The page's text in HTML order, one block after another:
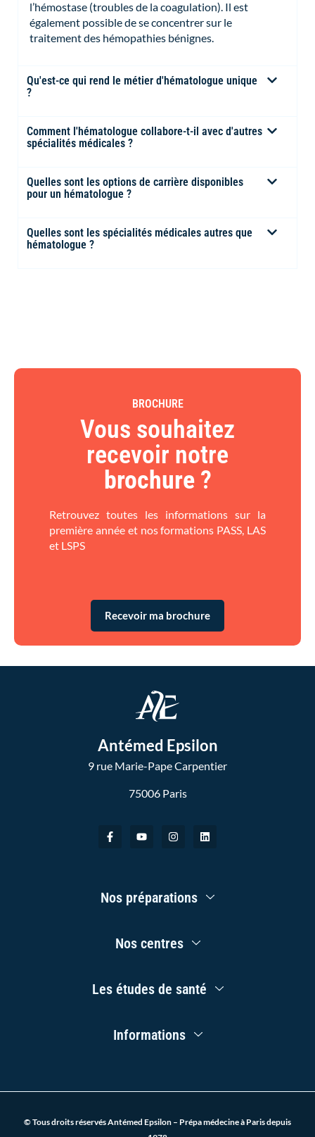
l’hémostase (troubles de la coagulation). Il est
également possible de se concentrer sur le
traitement des hémopathies bénignes.
Qu'est-ce qui rend le métier d'hématologue unique
?
Comment l'hématologue collabore-t-il avec d'autres
spécialités médicales ?
Quelles sont les options de carrière disponibles
pour un hématologue ?
Quelles sont les spécialités médicales autres que
hématologue ?
BROCHURE
Vous souhaitez
recevoir notre
brochure?​
Retrouvez toutes les informations sur la
première année et nos formations PASS, LAS
et LSPS
Recevoir ma brochure
Antémed Epsilon
9 rue Marie-Pape Carpentier
75006 Paris
F
a
o
k
o
e
I
n
r
a
L
i
i
n
Main
Menu
Nos préparations
Main
Menu
Nos centres
Main
Menu
Les études de santé
Main
Menu
Informations
© Tous droits réservés Antémed Epsilon – Prépa médecine à Paris depuis